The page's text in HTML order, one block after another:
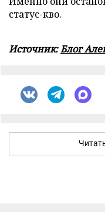
статус-кво.
Источник:Блог